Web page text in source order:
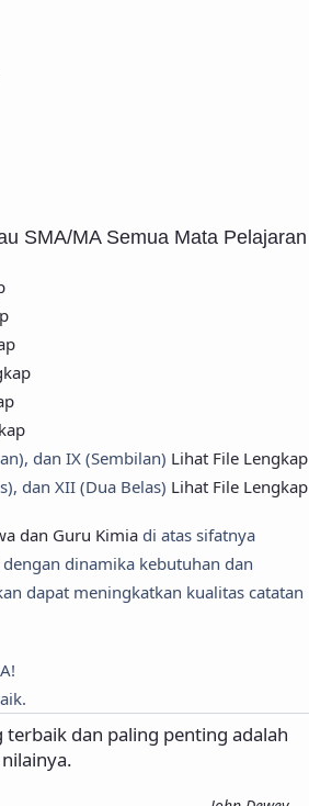
SMA/MA Semua Mata Pelajaran
dan IX (Sembilan) Lihat File Lengkap
dan XII (Dua Belas) Lihat File Lengkap
dan Guru Kimia di atas sifatnya
dinamika kebutuhan dan
dapat meningkatkan kualitas catatan
dan paling penting adalah